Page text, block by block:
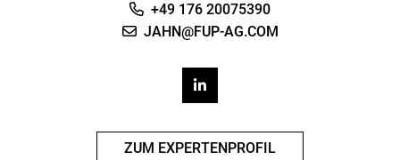
+49 176 20075390
JAHN@FUP-AG.COM
ZUM EXPERTENPROFIL